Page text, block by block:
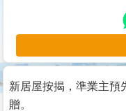
宅
谷
按
新居屋按揭，準業主預
贈。